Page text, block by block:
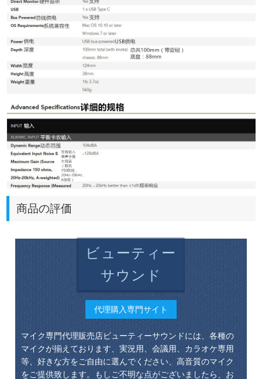
商品の評価
ビューティー
サウンド
代理購入専門サイト
マイク専門代理販売店ビューティーサウンドには、各種の
マイクが揃えております、実況用、会議用、カラオケ専用
等、好きな方をご自由に選んでください、高音質のマイク
をご提供致します。もしご不明な点がございましたら、お